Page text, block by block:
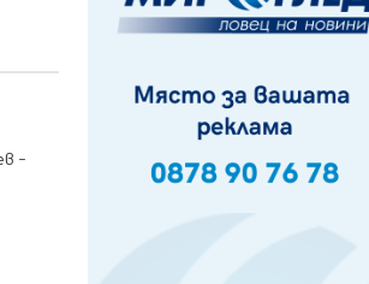
–
Ремонтът на ул. "Ален мак" в
Перник е в заключителен етап
Фолклорен ансамбъл „Кладница“
с голямата награда от
07.08.2026, 13:05